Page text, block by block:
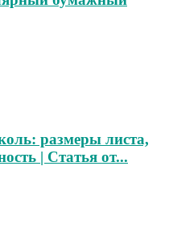
размеры листа,
| Статья от...